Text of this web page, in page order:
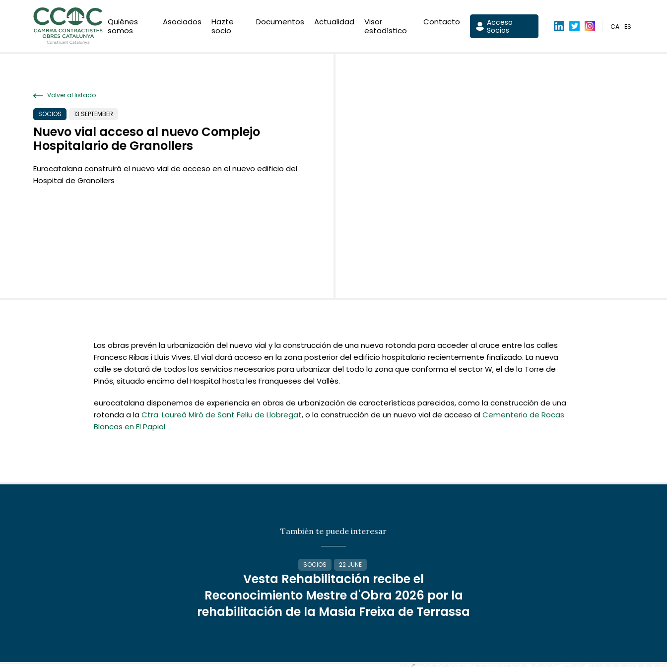
Quiénes
somos
Asociados
Hazte
socio
Documentos Actualidad
Visor
estadístico
Contacto
Acceso
Socios
CA ES
Volver al listado
SOCIOS 13 SEPTEMBER
Nuevo vial acceso al nuevo Complejo
Hospitalario de Granollers
Eurocatalana construirá el nuevo vial de acceso en el nuevo edificio del
Hospital de Granollers
Las obras prevén la urbanización del nuevo vial y la construcción de una nueva rotonda para acceder al cruce entre las calles
Francesc Ribas i Lluís Vives. El vial dará acceso en la zona posterior del edificio hospitalario recientemente finalizado. La nueva
calle se dotará de todos los servicios necesarios para urbanizar del todo la zona que conforma el sector W, el de la Torre de
Pinós, situado encima del Hospital hasta les Franqueses del Vallès.
eurocatalana disponemos de experiencia en obras de urbanización de características parecidas, como la construcción de una
rotonda a laCtra. Laureà Miró de Sant Feliu de Llobregat, o la construcción de un nuevo vial de acceso alCementerio de Rocas
Blancas en El Papiol.
También te puede interesar
SOCIOS 22 JUNE
Vesta Rehabilitación recibe el
Reconocimiento Mestre d'Obra 2026 por la
rehabilitación de la Masia Freixa de Terrassa